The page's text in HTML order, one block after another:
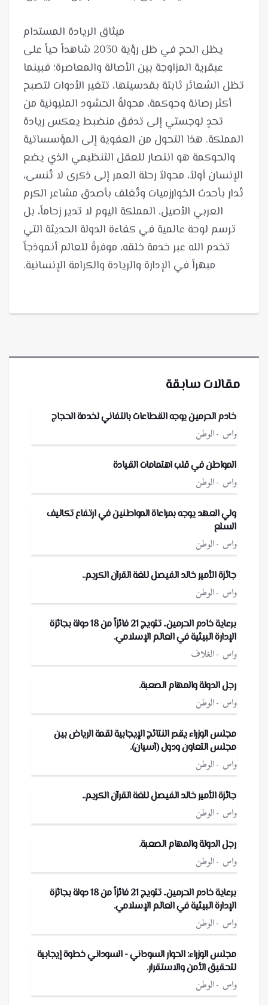
يظل الحج في ظل رؤية 2030 شاهداً حياً على
عبقرية المزاوجة بين الأصالة والمعاصرة؛ فبينما
تظل الشعائر ثابتة بقدسيتها، تتغير الأدوات لتصبح
أكثر رصانة وحوكمة، محولةً الحشود المليونية من
تحدٍ لوجستي إلى تدفق منضبط يعكس ريادة
المملكة. هذا التحول من العفوية إلى المؤسساتية
والحوكمة هو انتصار للعقل التنظيمي الذي يضع
الإنسان أولاً، محولاً رحلة العمر إلى ذكرى لا تُنسى،
تُدار بأحدث الخوارزميات وتُغلف بأصدق مشاعر الكرم
العربي الأصيل. المملكة اليوم لا تدير زحاماً، بل
ترسم لوحة عالمية في كفاءة الدولة الحديثة التي
تخدم الله عبر خدمة خلقه، موفرةً للعالم أنموذجاً
مبهراً في الإدارة والريادة والكرامة الإنسانية.
مقالات سابقة
خادم الحرمين يوجه القطاعات بالتفاني لخدمة الحجاج
واس الوطن
المواطن في قلب اهتمامات القيادة
واس الوطن
ولي العهد يوجه بمراعاة المواطنين في ارتفاع تكاليف
السلع
واس الوطن
جائزة الأمير خالد الفيصل للغة القرآن الكريم..
واس الوطن
برعاية خادم الحرمين.. تتويج 21 فائزاً من 18 دولة بجائزة
الإدارة البيئية في العالم الإسلامي.
واس الغلاف
رجل الدولة والمهام الصعبة.
واس الوطن
مجلس الوزراء يقدر النتائج الإيجابية لقمة الرياض بين
مجلس التعاون ودول (آسيان).
واس الوطن
جائزة الأمير خالد الفيصل للغة القرآن الكريم..
واس الوطن
رجل الدولة والمهام الصعبة.
واس الوطن
برعاية خادم الحرمين.. تتويج 21 فائزاً من 18 دولة بجائزة
الإدارة البيئية في العالم الإسلامي.
واس الوطن
مجلس الوزراء: الحوار السوداني - السوداني خطوة إيجابية
لتحقيق الأمن والاستقرار.
واس الوطن